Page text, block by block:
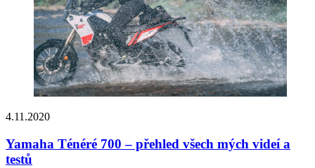
4.11.2020
Yamaha Ténéré 700 – přehled všech mých videí a
testů